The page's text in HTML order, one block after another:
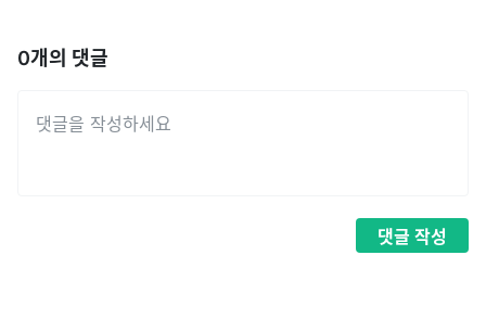
0개의 댓글
댓글 작성